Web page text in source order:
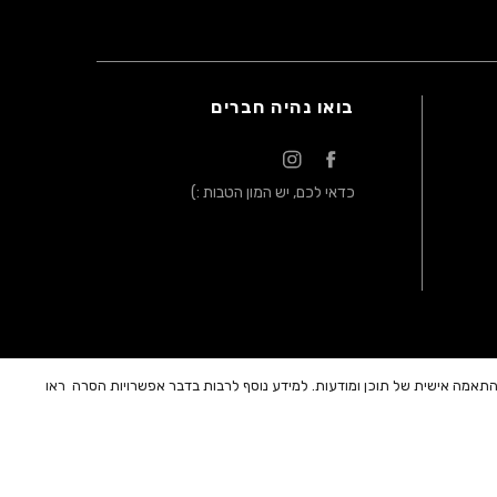
בואו נהיה חברים
כדאי לכם, יש המון הטבות :)
במחשבי החברה. ט.ל.ח |
אישית של תוכן ומודעות. למידע נוסף לרבות בדבר אפשרויות הסרה ראו